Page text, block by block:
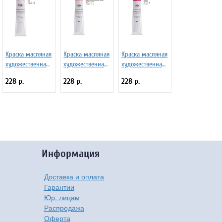
Краска масляная
художественная
46мл, туба,
розовая
228 р.
Краска масляная
художественная
46мл, туба,
неаполитанская
228 р.
Краска масляная
художественная
46мл, туба,
кармин
228 р.
Информация
Доставка и оплата
Гарантии
Юр. лицам
Распродажа
Оферта